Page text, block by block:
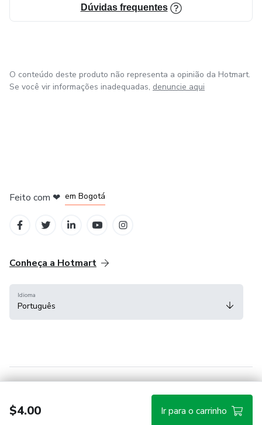
Dúvidas frequentes
$4.00 Ir para o carrinho
O conteúdo deste produto não representa a opinião da Hotmart.
Se você vir informações inadequadas, denuncie aqui
Feito com ❤ em Bogotá
Conheça a Hotmart
Idioma
Português